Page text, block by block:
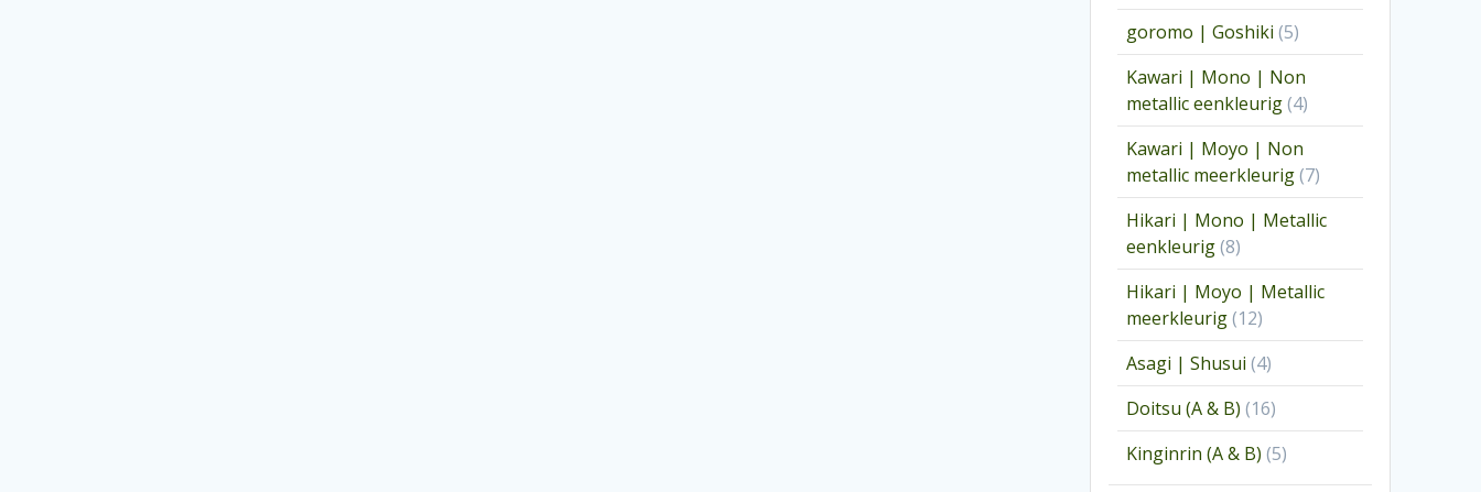
producten
goromo | Goshiki 55
producten
Kawari | Mono | Non
metallic eenkleurig 44
producten
Kawari | Moyo | Non
metallic meerkleurig 77
producten
Hikari | Mono | Metallic
eenkleurig 88
producten
Hikari | Moyo | Metallic
meerkleurig 1212
producten
Asagi | Shusui 44
producten
Doitsu (A & B) 1616
producten
Kinginrin (A & B) 55
producten